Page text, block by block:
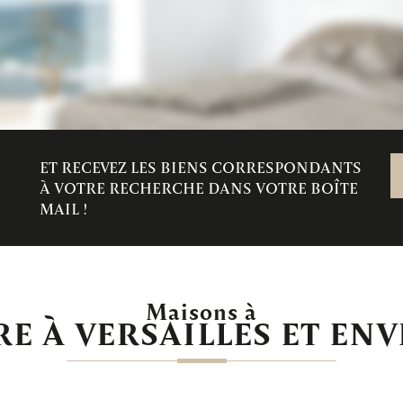
ET RECEVEZ LES BIENS CORRESPONDANTS
À VOTRE RECHERCHE DANS VOTRE BOÎTE
MAIL !
Maisons à
À VERSAILLES ET